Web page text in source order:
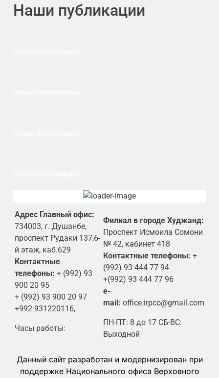
Наши публикации
Адрес Главный офис:
734003, г. Душанбе,
проспект Рудаки 137,6-
й этаж, каб.629
Контактные
телефоны: + (992) 93
900 20 95
+ (992) 93 900 20 97
+992 931220116,
Филиал в городе Худжанд:
Проспект Исмоила Сомони
№ 42, кабинет 418
Контактные телефоны: +
(992) 93 444 77 94
+(992) 93 444 77 96
e-
mail: office.irpco@gmail.com
Часы работы:
ПН-ПТ: 8 до 17 СБ-ВС:
Выходной
Данный сайт разработан и модернизирован при
поддержке Национального офиса Верховного